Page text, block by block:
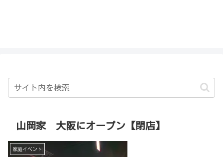
山岡家 大阪にオープン【閉店】
家庭イベント